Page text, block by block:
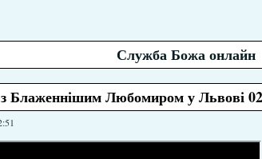
Служба Божа онлайн
Блаженнішим Любомиром у Львові